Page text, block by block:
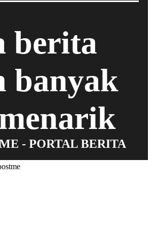
berita
banyak
- PORTAL BERITA